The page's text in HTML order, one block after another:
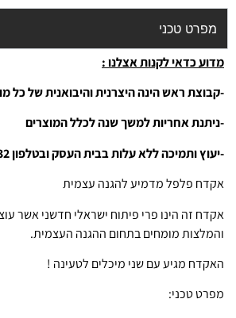
מפרט טכני
מדוע כדאי לקנות אצלנו :
-קבוצת ראש הינה היצרנית והיבואנית של כל
-ניתנת אחריות למשך שנה לכלל המוצרים
-יעוץ ותמיכה ללא עלות בבית העסק ובטלפון 050-4443432
אקדח פלפל מדמיע להגנה עצמית
אקדח זה הינו פרי פיתוח ישראלי חדשני אשר
והמלצות מומחים בתחום ההגנה העצמית.
האקדח מגיע עם שני מיכלים לטעינה !
מפרט טכני: